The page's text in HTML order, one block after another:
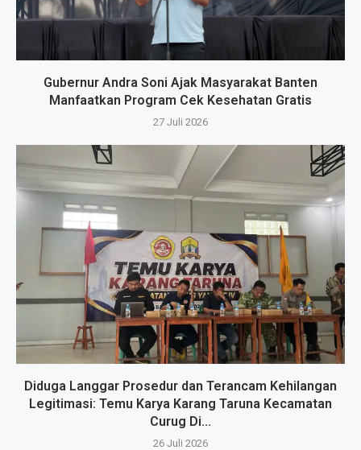
Gubernur Andra Soni Ajak Masyarakat Banten
Manfaatkan Program Cek Kesehatan Gratis
27 Juli 2026
Diduga Langgar Prosedur dan Terancam Kehilangan
Legitimasi: Temu Karya Karang Taruna Kecamatan
Curug Di...
26 Juli 2026